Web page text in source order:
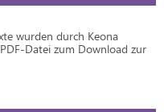
wurden durch Keona
Datei zum Download zur